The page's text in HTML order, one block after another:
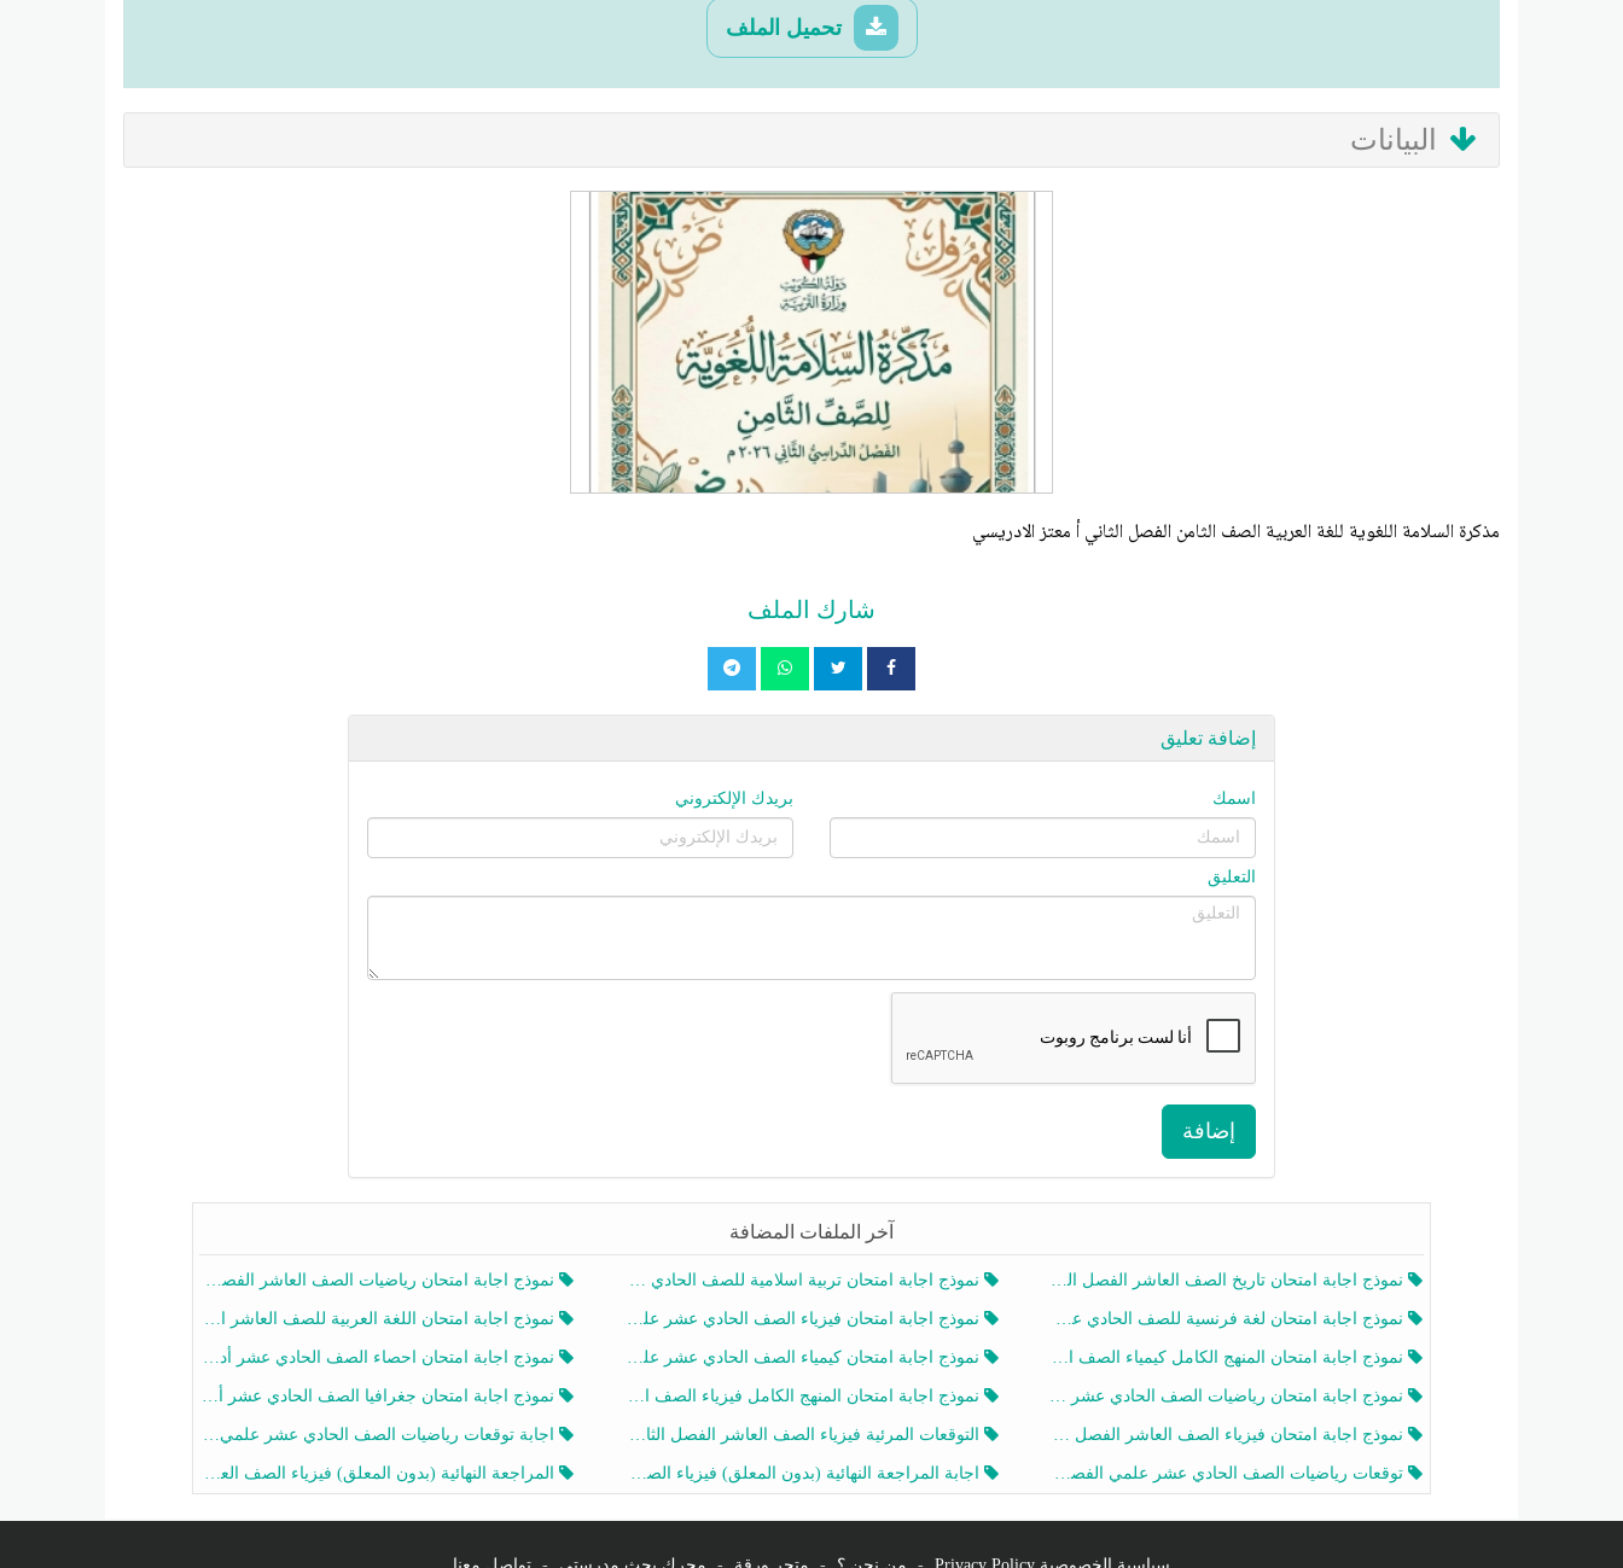
تحميل الملف
البيانات
مذكرة السلامة اللغوية للغة العربية الصف الثامن الفصل الثاني أ معتز الادريسي
شارك الملف
إضافة تعليق
اسمك بريدك الإلكتروني
التعليق
إضافة
آخر الملفات المضافة
نموذج اجابة امتحان تاريخ الصف العاشر الفصل الثاني 2025-2026 نموذج اجابة امتحان تربية اسلامية للصف الحادي عشر الفصل الثاني 2025-2026 نموذج اجابة امتحان رياضيات الصف العاشر الفصل الثاني 2025-2026
نموذج اجابة امتحان لغة فرنسية للصف الحادي عشر أدبي الفصل الثاني 2025-2026 نموذج اجابة امتحان فيزياء الصف الحادي عشر علمي الفصل الثاني 2025-2026 نموذج اجابة امتحان اللغة العربية للصف العاشر الفصل الثاني 2025-2026
نموذج اجابة امتحان المنهج الكامل كيمياء الصف الحادي عشر علمي الفصل الثاني 2025-2026 نموذج اجابة امتحان كيمياء الصف الحادي عشر علمي الفصل الثاني 2025-2026 نموذج اجابة امتحان احصاء الصف الحادي عشر أدبي الفصل الثاني 2025-2026
نموذج اجابة امتحان رياضيات الصف الحادي عشر علمي الفصل الثاني 2025-2026 نموذج اجابة امتحان المنهج الكامل فيزياء الصف العاشر الفصل الثاني 2025-2026 نموذج اجابة امتحان جغرافيا الصف الحادي عشر أدبي الفصل الثاني 2025-2026
نموذج اجابة امتحان فيزياء الصف العاشر الفصل الثاني 2025-2026 التوقعات المرئية فيزياء الصف العاشر الفصل الثاني 2026 أ هيثم الليثي اجابة توقعات رياضيات الصف الحادي عشر علمي الفصل الثاني 2025-2026 أ عمرو فايز
توقعات رياضيات الصف الحادي عشر علمي الفصل الثاني 2025-2026 أ عمرو فايز اجابة المراجعة النهائية (بدون المعلق) فيزياء الصف العاشر الفصل الثاني أ أحمد نبيه المراجعة النهائية (بدون المعلق) فيزياء الصف العاشر الفصل الثاني أ أحمد نبيه